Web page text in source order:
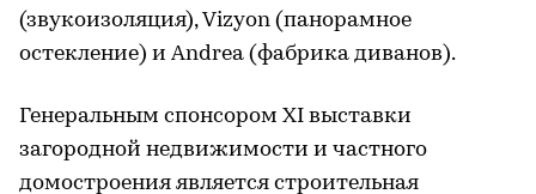
(звукоизоляция), Vizyon (панорамное
остекление) и Andrea (фабрика диванов).
Генеральным спонсором XI выставки
загородной недвижимости и частного
домостроения является строительная